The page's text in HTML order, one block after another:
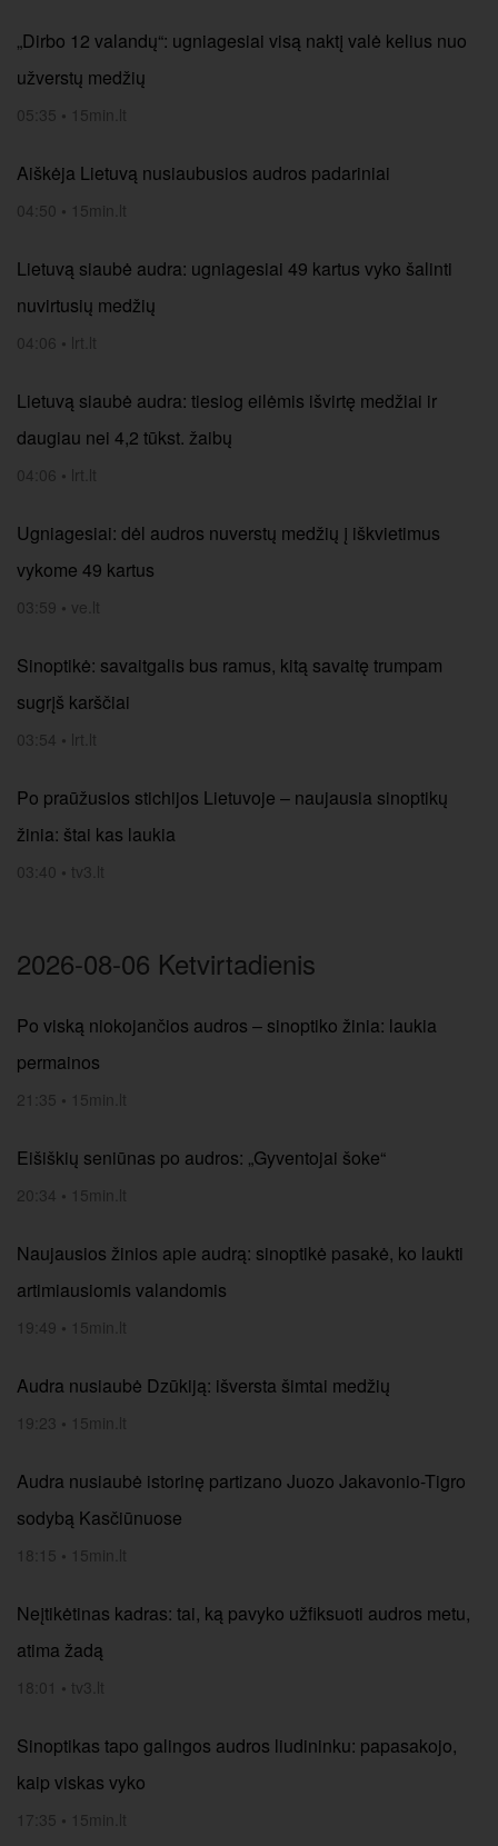
„Dirbo 12 valandų“: ugniagesiai visą naktį valė kelius nuo
užverstų medžių
05:35 • 15min.lt
Aiškėja Lietuvą nusiaubusios audros padariniai
04:50 • 15min.lt
Lietuvą siaubė audra: ugniagesiai 49 kartus vyko šalinti
nuvirtusių medžių
04:06 • lrt.lt
Lietuvą siaubė audra: tiesiog eilėmis išvirtę medžiai ir
daugiau nei 4,2 tūkst. žaibų
04:06 • lrt.lt
Ugniagesiai: dėl audros nuverstų medžių į iškvietimus
vykome 49 kartus
03:59 • ve.lt
Sinoptikė: savaitgalis bus ramus, kitą savaitę trumpam
sugrįš karščiai
03:54 • lrt.lt
Po praūžusios stichijos Lietuvoje – naujausia sinoptikų
žinia: štai kas laukia
03:40 • tv3.lt
2026-08-06 Ketvirtadienis
Po viską niokojančios audros – sinoptiko žinia: laukia
permainos
21:35 • 15min.lt
Eišiškių seniūnas po audros: „Gyventojai šoke“
20:34 • 15min.lt
Naujausios žinios apie audrą: sinoptikė pasakė, ko laukti
artimiausiomis valandomis
19:49 • 15min.lt
Audra nusiaubė Dzūkiją: išversta šimtai medžių
19:23 • 15min.lt
Audra nusiaubė istorinę partizano Juozo Jakavonio-Tigro
sodybą Kasčiūnuose
18:15 • 15min.lt
Neįtikėtinas kadras: tai, ką pavyko užfiksuoti audros metu,
atima žadą
18:01 • tv3.lt
Sinoptikas tapo galingos audros liudininku: papasakojo,
kaip viskas vyko
17:35 • 15min.lt